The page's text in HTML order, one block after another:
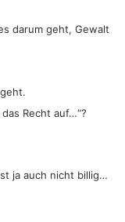
darum geht, Gewalt
Recht auf…“?
ja auch nicht billig…